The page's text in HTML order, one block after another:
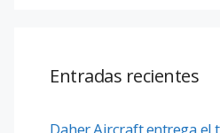
Entradas recientes
Daher Aircraft entrega el